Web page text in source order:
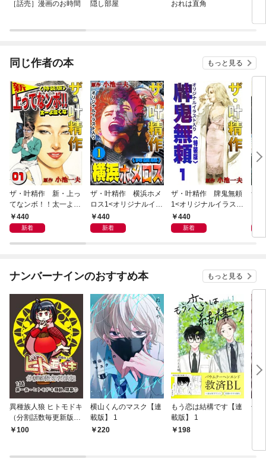
［話売］漫画のお時間 隠し部屋 おれは直角
同じ作者の本 もっと見る
ザ・叶精作 新・上っ
てなンボ！！太一よ泣
くな1<特装版>
440
新着
ザ・叶精作 横浜ホメ
ロス1<オリジナルイラ
スト入り特装版>
440
新着
ザ・叶精作 牌鬼無頼
1<オリジナルイラスト
入り特装版>
440
新着
ザ
ナンバーナインのおすすめ本 もっと見る
異種族人狼 ヒトモドキ
（分割話数毎更新版）
1話① ヒトモドキ騒
100
横山くんのマスク【連
載版】 1
220
もう恋は結構です【連
載版】 1
198
焦